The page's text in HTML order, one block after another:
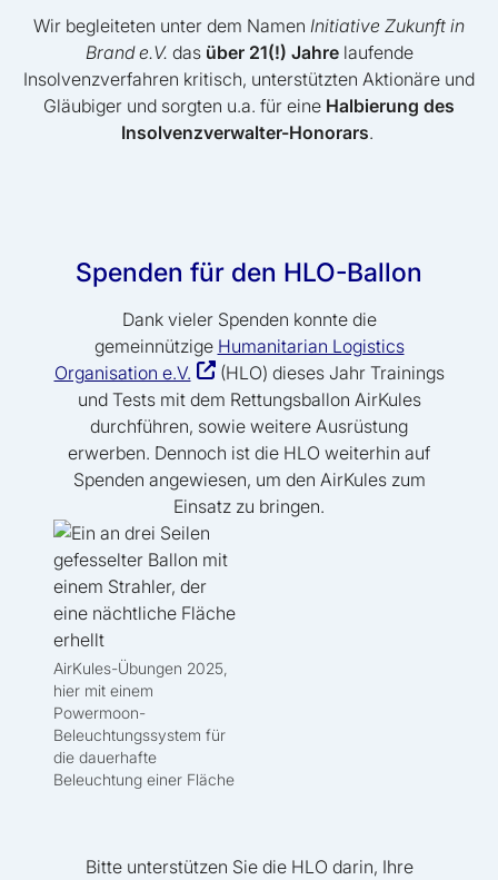
Wir begleiteten unter dem Namen Initiative Zukunft in
Brand e.V. das über 21(!) Jahrelaufende
Insolvenzverfahren kritisch, unterstützten Aktionäre und
Gläubiger und sorgten u.a. für eine Halbierung des
Insolvenzverwalter-Honorars.
AirKules-Übungen 2025,
hier mit einem
Powermoon-
Beleuchtungssystem für
die dauerhafte
Beleuchtung einer Fläche
Spenden für den HLO-Ballon
Dank vieler Spenden konnte die
gemeinnützige Humanitarian Logistics
Organisation e.V.
(HLO) dieses Jahr Trainings
und Tests mit dem Rettungsballon AirKules
durchführen, sowie weitere Ausrüstung
erwerben. Dennoch ist die HLO weiterhin auf
Spenden angewiesen, um den AirKules zum
Einsatz zu bringen.
Bitte unterstützen Sie die HLO darin, Ihre